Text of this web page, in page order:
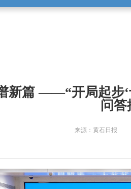
篇 ——“开局起步‘
问答
来源：黄石日报